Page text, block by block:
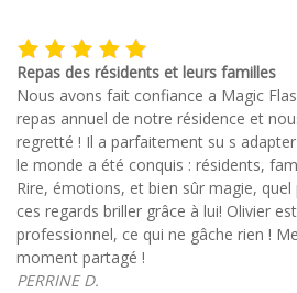
Repas des résidents et leurs familles
Nous avons fait confiance a Magic
repas annuel de notre résidence et
regretté ! Il a parfaitement su s
le monde a été conquis : résidents,
Rire, émotions, et bien sûr magie,
ces regards briller grâce à lui! Olivier
professionnel, ce qui ne gâche rien !
moment partagé !
PERRINE D.